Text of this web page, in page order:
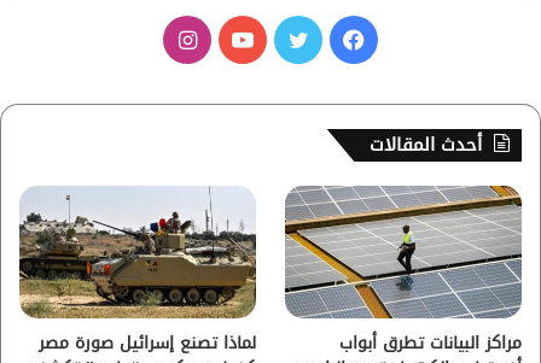
س
ب
و
ك
ر
ي
و
ب
ت
ق
ر
ا
أحدث المقالات
مراكز البيانات تطرق أبواب لماذا تصنع إسرائيل صورة مصر